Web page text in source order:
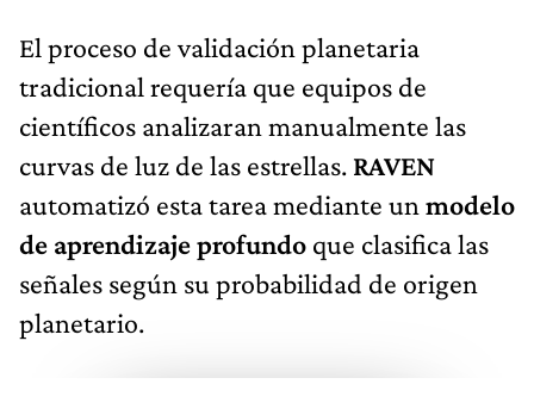
El proceso de validación planetaria
tradicional requería que equipos de
científicos analizaran manualmente las
curvas de luz de las estrellas. RAVEN
automatizó esta tarea mediante un modelo
de aprendizaje profundo que clasifica las
señales según su probabilidad de origen
planetario.